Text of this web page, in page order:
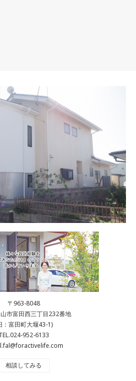
〒963-8048
市富田西三丁目232番地
：富田町大堰43-1)
952-6133
相談してみる